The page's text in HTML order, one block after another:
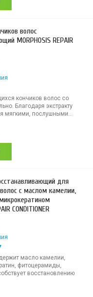
волос
MORPHOSIS REPAIR
кончиков волос со
Благодаря экстракту
мягкими, послушными...
для
с маслом камелии,
CONDITIONER
масло камелии,
фитоцерамиды,
восстановлению